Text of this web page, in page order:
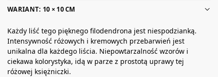
WARIANT: 10 × 10 CM
Każdy liść tego pięknego filodendrona jest niespodzianką.
Intensywność różowych i kremowych przebarwień jest
unikalna dla każdego liścia. Niepowtarzalność wzorów i
ciekawa kolorystyka, idą w parze z prostotą uprawy tej
różowej księżniczki.